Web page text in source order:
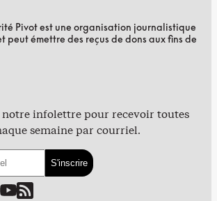
Pivot est une organisation journalistique
peut émettre des reçus de dons aux fins de
notre infolettre pour recevoir toutes
semaine par courriel.